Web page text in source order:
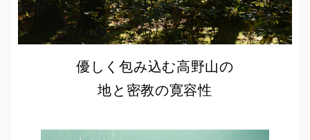
優しく包み込む高野山の
地と密教の寛容性